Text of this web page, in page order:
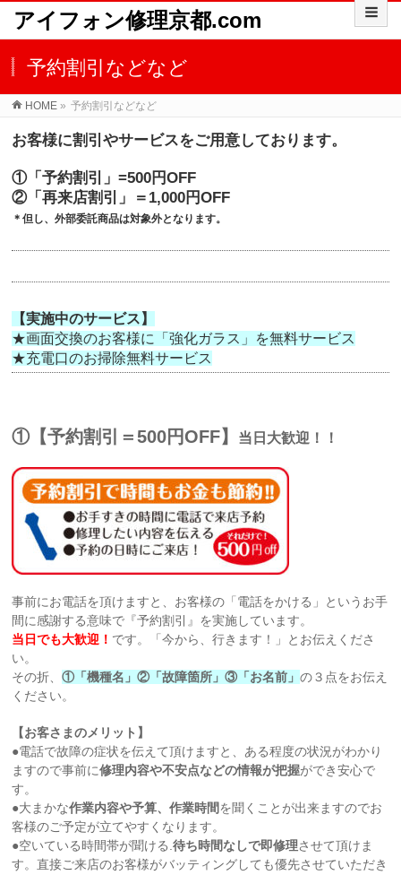
アイフォン修理京都.com
予約割引などなど
HOME » 予約割引などなど
お客様に割引やサービスをご用意しております。
①「予約割引」=500円OFF
②「再来店割引」＝1,000円OFF
＊但し、外部委託商品は対象外となります。
【実施中のサービス 】
★画面交換のお客様に「強化ガラス」を無料サービス
★充電口のお掃除無料サービス
①【予約割引＝500円OFF】 当日大歓迎！！
事前にお電話を頂けますと、お客様の「電話をかける」というお手
間に感謝する意味で『予約割引』を実施しています。
当日でも大歓迎！ です。「今から、行きます！」とお伝えくださ
い。
その折、①「機種名」②「故障箇所」③「お名前」の３点をお伝え
ください。
【お客さまのメリット】
●電話で故障の症状を伝えて頂けますと、ある程度の状況がわかり
ますので事前に修理内容や不安点などの情報が把握ができ安心で
す。
●大まかな作業内容や予算、作業時間を聞くことが出来ますのでお
客様のご予定が立てやすくなります。
●空いている時間帯が聞ける.待ち時間なしで即修理させて頂けま
す。直接ご来店のお客様がバッティングしても優先させていただき